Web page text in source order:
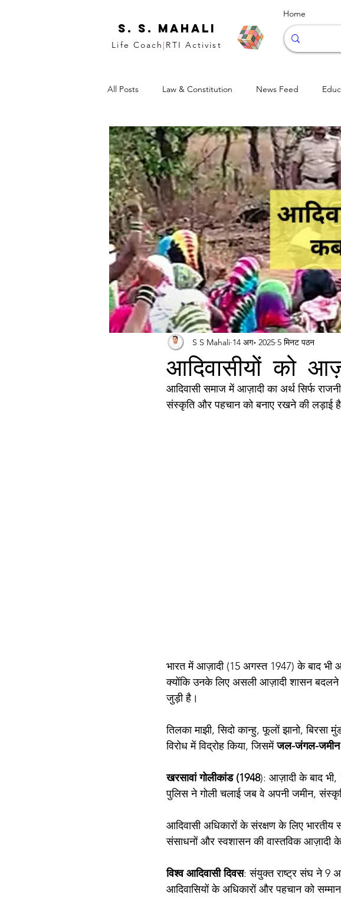
S. S. Mahali
Life Coach | RTI Activist
Home
All Posts Law & Constitution News Feed
आदिवासीयों को
S S Mahali 14 अग॰ 2025 5 मिनट पठन
आदिवासी समाज में आज़ादी का अर्थ सिर्फ
संस्कृति और पहचान को बनाए रखने की लड़ाई
भारत में आज़ादी (15 अगस्त 1947) के बाद भी
क्योंकि उनके लिए असली आज़ादी शासन बदलने
जुड़ी है।
तिलका माझी, सिदो कान्हु, फूलों झानो,
विरोध में विद्रोह किया, जिसमें जल-जंगल-
खरसावां गोलीकांड (1948): आज़ादी के बाद भी,
पुलिस ने गोली चलाई जब वे अपनी जमीन,
आदिवासी अधिकारों के संरक्षण के लिए
संसाधनों और स्वशासन की वास्तविक आज़ादी
विश्व आदिवासी दिवस: संयुक्त राष्ट्र संघ ने 9
आदिवासियों के अधिकारों और पहचान को